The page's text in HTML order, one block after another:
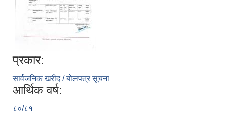
प्रकार:
सार्वजनिक खरीद / बोलपत्र सूचना
आर्थिक वर्ष:
८०/८१